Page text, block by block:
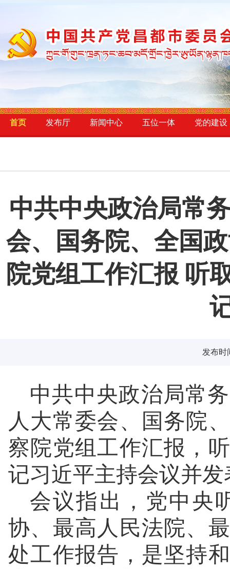
首页 发布厅 新闻中心 五位一体 党的建设
中共中央政治局常
会、国务院、全国
院党组工作汇报 听
发布时
中共中央政治局常
人大常委会、国务院
察院党组工作汇报，
记习近平主持会议并
会议指出，党中央
协、最高人民法院、
处工作报告，是坚持